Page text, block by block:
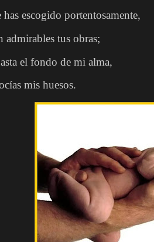
escogido portentosamente,
admirables tus obras;
el fondo de mi alma,
mis huesos.